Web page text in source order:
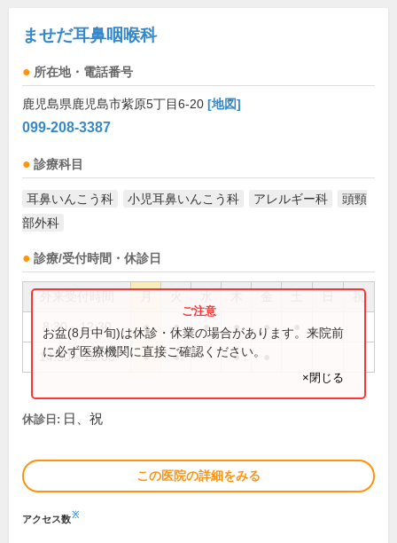
ませだ耳鼻咽喉科
所在地・電話番号
鹿児島県鹿児島市紫原5丁目6-20 [地図]
099-208-3387
診療科目
耳鼻いんこう科 小児耳鼻いんこう科 アレルギー科
頭頸
部外科
診療/受付時間・休診日
祝
8:30～12:30 ● ● ● ● ●
14:30～18:00 ● ● ●
お盆(8月中旬)は休診・休業の場合があります。来院前
に必ず医療機関に直接ご確認ください。
×閉じる
休診日: 日、祝
この医院の詳細をみる
アクセス数※